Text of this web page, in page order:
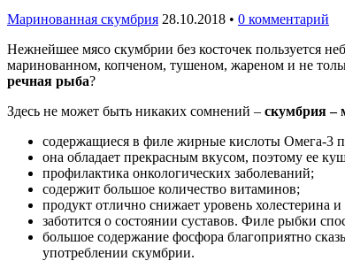
Маринованная скумбрия 28.10.2018 • 0 комментарий
Нежнейшее мясо скумбрии без косточек пользуется
маринованном, копченом, тушеном, жареном и не
речная рыба?
Здесь не может быть никаких сомнений – скумбрия –
содержащиеся в филе жирные кислоты Омега-3
она обладает прекрасным вкусом, поэтому ее
профилактика онкологических заболеваний;
содержит большое количество витаминов;
продукт отлично снижает уровень холестерина
заботится о состоянии суставов. Филе рыбки
большое содержание фосфора благоприятно
употреблении скумбрии.